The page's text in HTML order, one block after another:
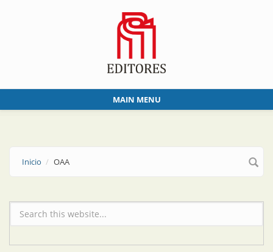
MAIN MENU
Inicio OAA
Formulario de búsqueda